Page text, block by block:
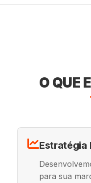
O QUE
Estratégia
para sua